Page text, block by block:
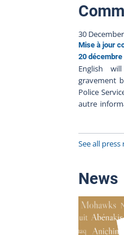
30
Mise à jour
20
English
gravement
Police
autre
complète
Le BEI
blessure
par un
durant sa
regarding
December
person
See all press
News